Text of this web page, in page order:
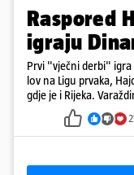
Raspored
igraju
Prvi "vječni derbi"
lov na Ligu prvaka,
gdje je i Rijeka.